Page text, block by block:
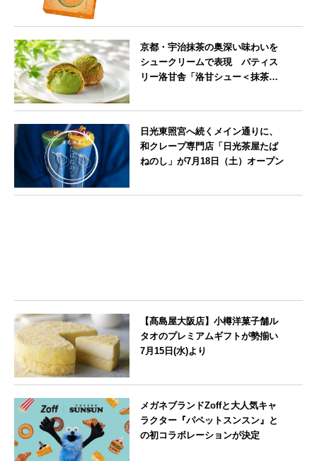
京都・宇治抹茶の奥深い味わいを
シュークリームで表現 パティス
リー洛甘舎「洛甘シュー＜抹茶
日光東照宮へ続くメイン通りに、
和クレープ専門店「日光茶屋たば
ねのし」が7月18日（土）オープン
【髙島屋大阪店】小樽洋菓子舗ル
タオのプレミアムギフトが勢揃い
7月15日(水)より
メガネブランドZoffと大人気キャ
ラクター『パペットスンスン』と
の初コラボレーションが決定